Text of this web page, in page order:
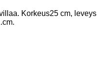
Korkeus25 cm, leveys